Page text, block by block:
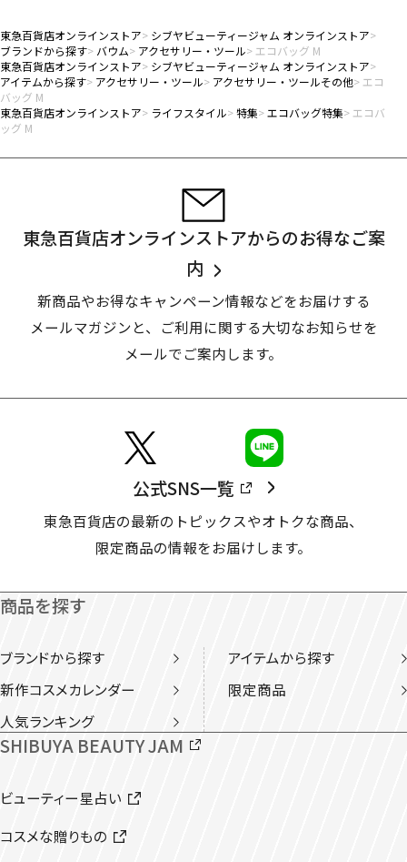
東急百貨店オンラインストア
シブヤビューティージャム オンラインストア
ブランドから探す
バウム アクセサリー・ツール
エコバッグ M
東急百貨店オンラインストア
シブヤビューティージャム オンラインストア
アイテムから探す
アクセサリー・ツール アクセサリー・ツールその他
エコ
バッグ M
東急百貨店オンラインストア
ライフスタイル 特集 エコバッグ特集
エコバ
ッグ M
東急百貨店オンラインストアからのお得なご案
内
新商品やお得なキャンペーン情報などをお届けする
メールマガジンと、
ご利用に関する大切なお知らせを
メールでご案内します。
公式SNS一覧
東急百貨店の最新のトピックスやオトクな商品、
限定商品の情報をお届けします。
商品を探す
ブランドから探す
アイテムから探す
新作コスメカレンダー
限定商品
人気ランキング
SHIBUYA BEAUTY JAM
ビューティー星占い
コスメな贈りもの